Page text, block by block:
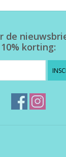
de
10% korting: